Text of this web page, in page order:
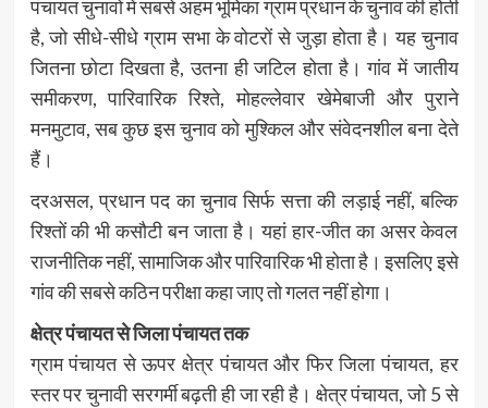
पंचायत चुनावों में सबसे अहम भूमिका ग्राम प्रधान के चुनाव की होती
है, जो सीधे-सीधे ग्राम सभा के वोटरों से जुड़ा होता है। यह चुनाव
जितना छोटा दिखता है, उतना ही जटिल होता है। गांव में जातीय
समीकरण, पारिवारिक रिश्ते, मोहल्लेवार खेमेबाजी और पुराने
मनमुटाव, सब कुछ इस चुनाव को मुश्किल और संवेदनशील बना देते
हैं।
दरअसल, प्रधान पद का चुनाव सिर्फ सत्ता की लड़ाई नहीं, बल्कि
रिश्तों की भी कसौटी बन जाता है। यहां हार-जीत का असर केवल
राजनीतिक नहीं, सामाजिक और पारिवारिक भी होता है। इसलिए इसे
गांव की सबसे कठिन परीक्षा कहा जाए तो गलत नहीं होगा।
क्षेत्र पंचायत से जिला पंचायत तक
ग्राम पंचायत से ऊपर क्षेत्र पंचायत और फिर जिला पंचायत, हर
स्तर पर चुनावी सरगर्मी बढ़ती ही जा रही है। क्षेत्र पंचायत, जो 5 से